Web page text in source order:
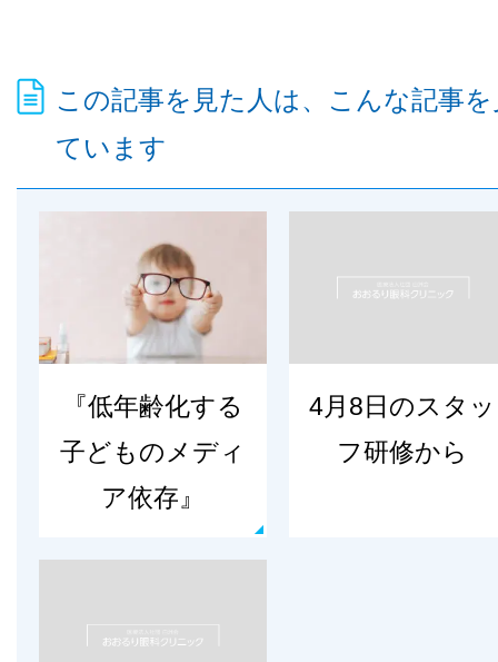
この記事を見た人は、こんな記事を
ています
『低年齢化する
子どものメディ
ア依存』
4月8日のスタッ
フ研修から